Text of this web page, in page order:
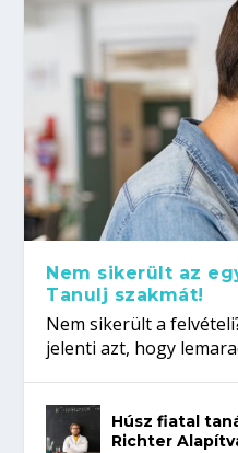
Nem sikerült az
Tanulj szakmát!
Nem sikerült a
jelenti azt, hogy
Húsz fiatal
Richter